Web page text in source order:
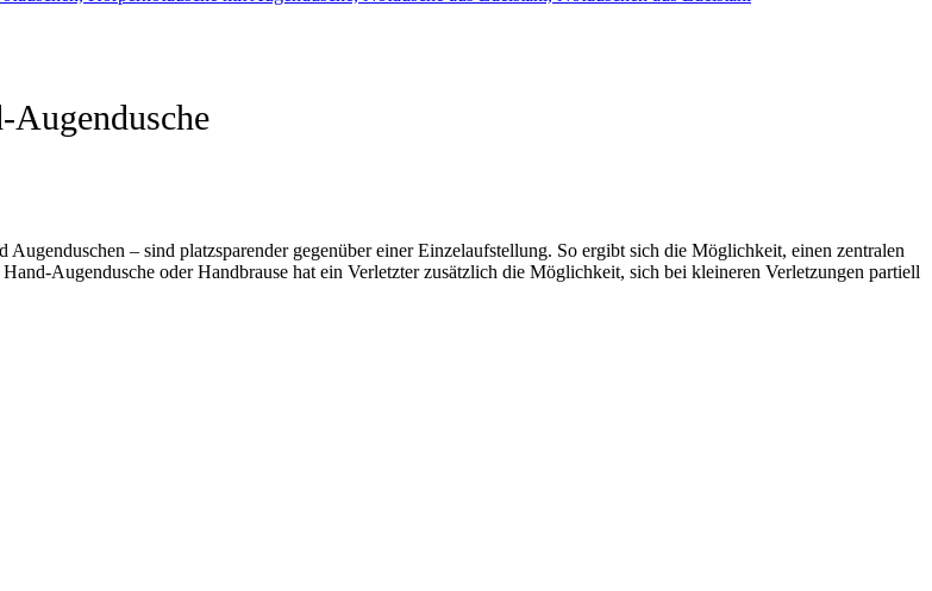
– sind platzsparender gegenüber einer Einzelaufstellung. So ergibt sich die Möglichkeit, einen zentralen
Augendusche oder Handbrause hat ein Verletzter zusätzlich die Möglichkeit, sich bei kleineren Verletzungen partiell